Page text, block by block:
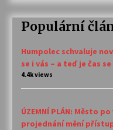
Populární
Humpolec schvaluje
se i vás – a teď je čas
4.4k views
ÚZEMNÍ PLÁN: Město
projednání mění